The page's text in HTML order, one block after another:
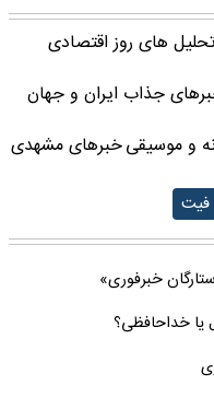
های روز اقتصادی
جذاب ایران و جهان
و موسیقیخبرهای مشهدی
فیت
خبرفوری»
یا خداحافظی؟